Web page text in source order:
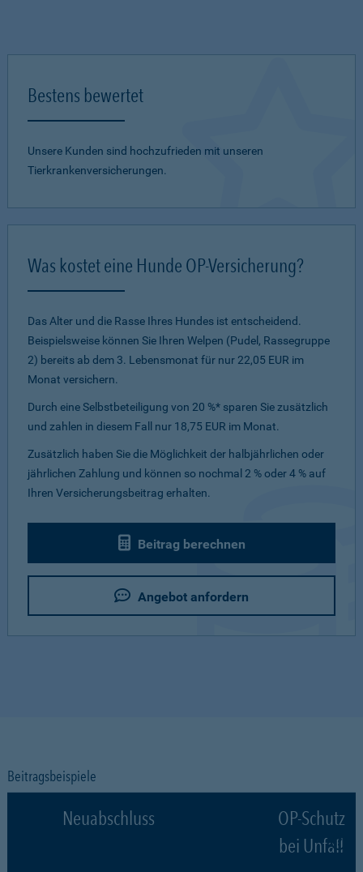
Bestens bewertet
Unsere Kunden sind hochzufrieden mit unseren
Tierkrankenversicherungen.
Was kostet eine Hunde OP-Versicherung?
Das Alter und die Rasse Ihres Hundes ist entscheidend.
Beispielsweise können Sie Ihren Welpen (Pudel, Rassegruppe
2) bereits ab dem 3. Lebensmonat für nur 22,05 EUR im
Monat versichern.
Durch eine Selbstbeteiligung von 20 %* sparen Sie zusätzlich
und zahlen in diesem Fall nur 18,75 EUR im Monat.
Zusätzlich haben Sie die Möglichkeit der halbjährlichen oder
jährlichen Zahlung und können so nochmal 2 % oder 4 % auf
Ihren Versicherungsbeitrag erhalten.
Beitrag berechnen
Angebot anfordern
Beitragsbeispiele
Neuabschluss
OP-Schutz
bei Unfall